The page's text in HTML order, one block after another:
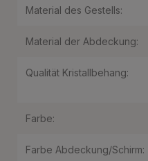
Material des Gestells:
Material der Abdeckung:
Qualität Kristallbehang:
Farbe:
Farbe Abdeckung/Schirm: